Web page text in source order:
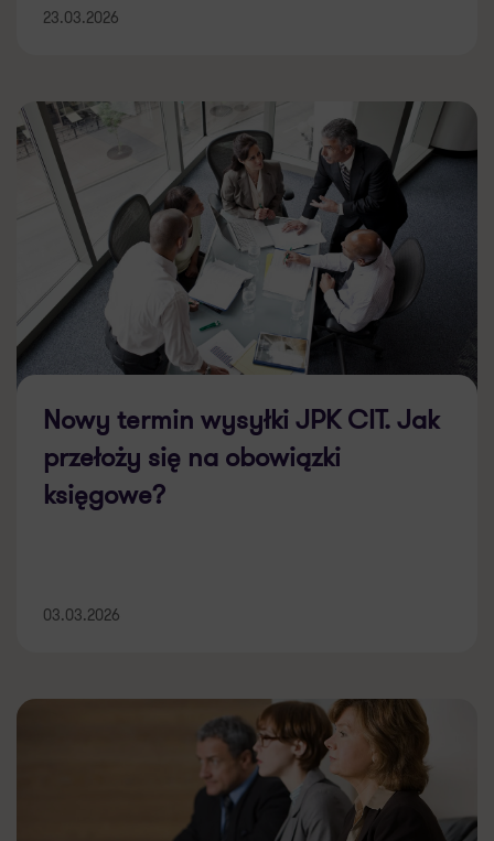
23.03.2026
Nowy termin wysyłki JPK CIT. Jak
przełoży się na obowiązki
księgowe?
03.03.2026